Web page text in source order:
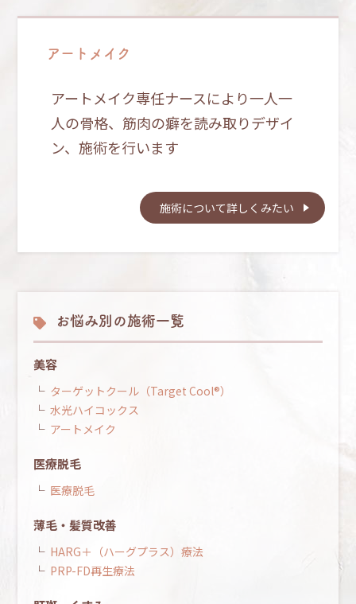
アートメイク
アートメイク専任ナースにより一人一
人の骨格、筋肉の癖を読み取りデザイ
ン、施術を行います
施術について詳しくみたい
お悩み別の施術一覧
美容
ターゲットクール（Target Cool®）
水光ハイコックス
アートメイク
医療脱毛
医療脱毛
薄毛・髪質改善
HARG＋（ハーグプラス）療法
PRP-FD再生療法